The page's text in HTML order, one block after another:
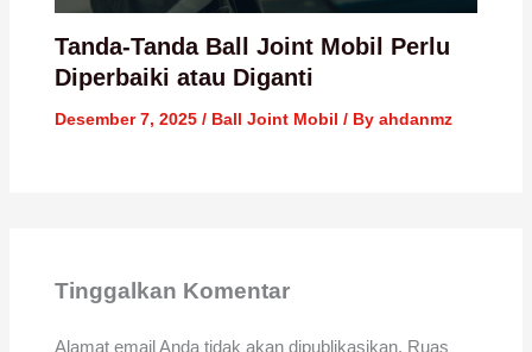
Tanda-Tanda Ball Joint Mobil Perlu
Diperbaiki atau Diganti
Desember 7, 2025 / Ball Joint Mobil / By ahdanmz
Tinggalkan Komentar
Alamat email Anda tidak akan dipublikasikan. Ruas